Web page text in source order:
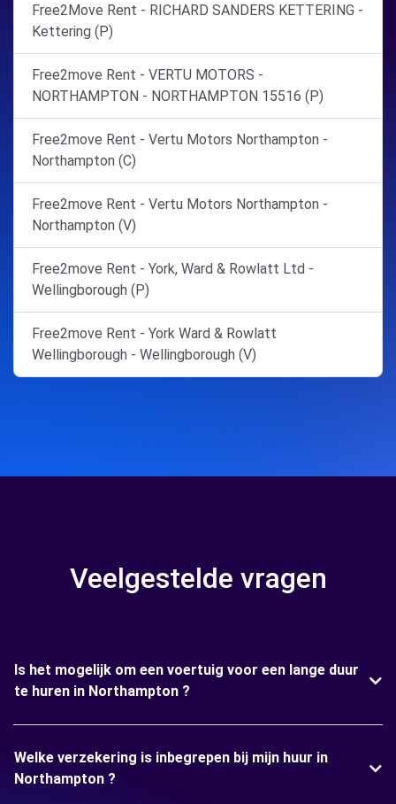
Free2Move Rent - RICHARD SANDERS KETTERING -
Kettering (P)
Free2move Rent - VERTU MOTORS -
NORTHAMPTON - NORTHAMPTON 15516 (P)
Free2move Rent - Vertu Motors Northampton -
Northampton (C)
Free2move Rent - Vertu Motors Northampton -
Northampton (V)
Free2move Rent - York, Ward & Rowlatt Ltd -
Wellingborough (P)
Free2move Rent - York Ward & Rowlatt
Wellingborough - Wellingborough (V)
Veelgestelde vragen
Is het mogelijk om een voertuig voor een lange duur
te huren in Northampton ?
Welke verzekering is inbegrepen bij mijn huur in
Northampton ?